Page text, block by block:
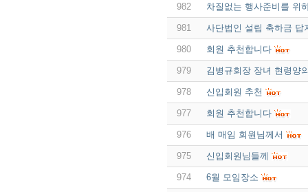
982 차질없는 행사준비를 위
981 사단법인 설립 축하금 답
980 회원 추천합니다
979 김병규회장 장녀 현령양
978 신입회원 추천
977 회원 추천합니다
976 배 매임 회원님께서
975 신입회원님들께
974 6월 모임장소